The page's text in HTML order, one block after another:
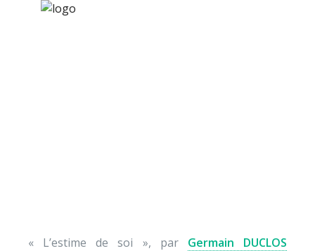
« L’estime de soi », par Germain DUCLOS